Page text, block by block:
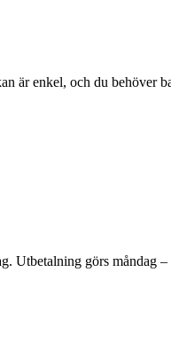
är enkel, och du behöver
Utbetalning görs måndag